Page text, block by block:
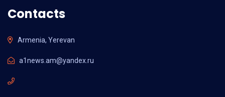
Contacts
Armenia, Yerevan
a1news.am@yandex.ru